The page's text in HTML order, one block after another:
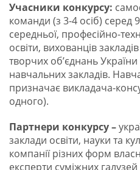
Учасники конкурсу:
команди (з 3-4 осіб) серед
середньої, професійно-
освіти, вихованців
творчих об’єднань
навчальних закладів.
призначає викладача-
одного).
Партнери конкурсу –
заклади освіти, науки та
компанії різних форм
експерти суміжних галузей